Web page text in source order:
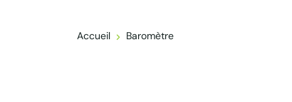
Accueil Baromètre